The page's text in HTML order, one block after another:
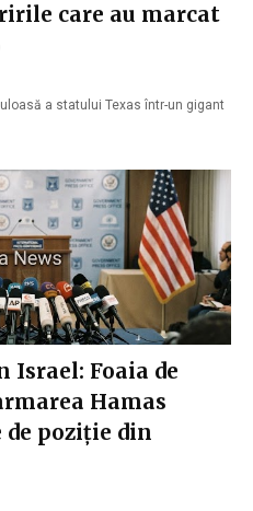
care au marcat
a statului Texas într-un gigant
Israel: Foaia de
Hamas
poziție din